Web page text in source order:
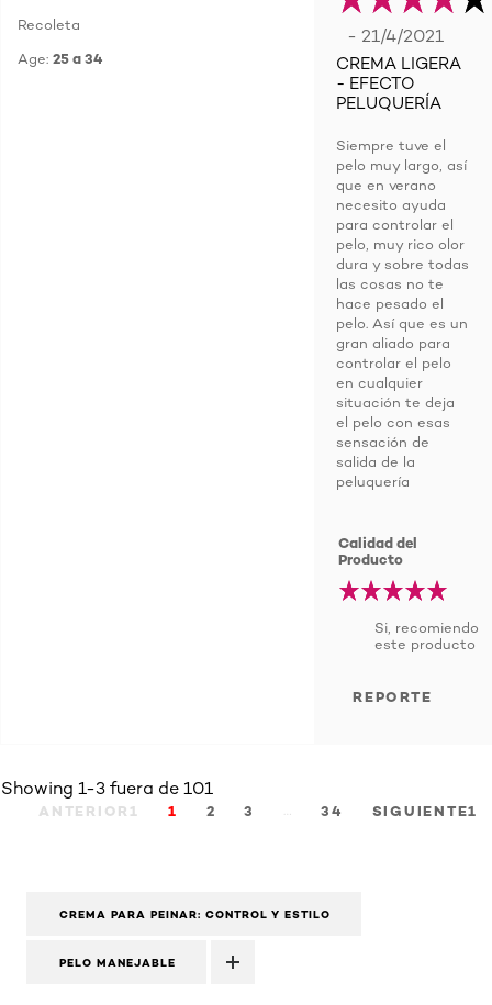
Recoleta
Age: 25 a 34
- 21/4/2021
CREMA LIGERA
- EFECTO
PELUQUERÍA
Siempre tuve el
pelo muy largo, así
que en verano
necesito ayuda
para controlar el
pelo, muy rico olor
dura y sobre todas
las cosas no te
hace pesado el
pelo. Así que es un
gran aliado para
controlar el pelo
en cualquier
situación te deja
el pelo con esas
sensación de
salida de la
peluquería
Calidad del
Producto
Si, recomiendo
este producto
REPORTE
Showing 1-3 fuera de 101
ANTERIOR1 1 2 3 34 SIGUIENTE1
CREMA PARA PEINAR: CONTROL Y ESTILO
PELO MANEJABLE